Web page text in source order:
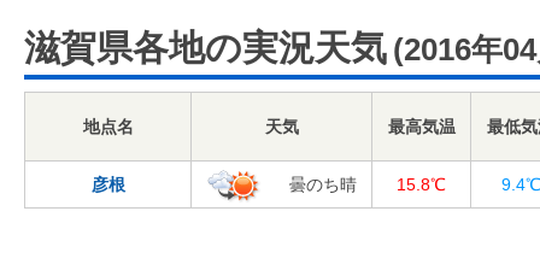
滋賀県各地の実況天気 (2016年
地点名 天気 最高気温 最低
彦根 曇のち晴 15.8℃ 9.4℃